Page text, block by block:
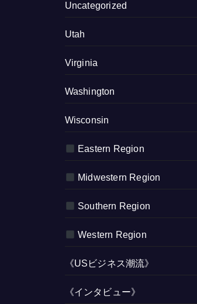
Uncategorized
Utah
Virginia
Washington
Wisconsin
Eastern Region
Midwestern Region
Southern Region
Western Region
《USビジネス潮流》
《インタビュー》